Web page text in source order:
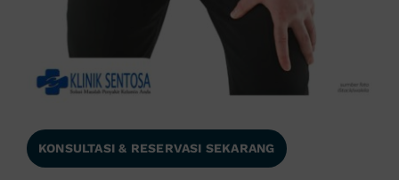
KONSULTASI & RESERVASI SEKARANG